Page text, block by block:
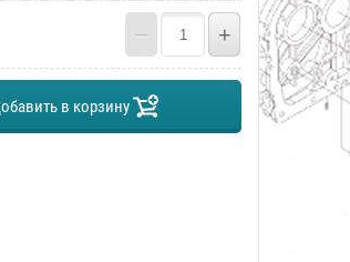
− +
в корзину